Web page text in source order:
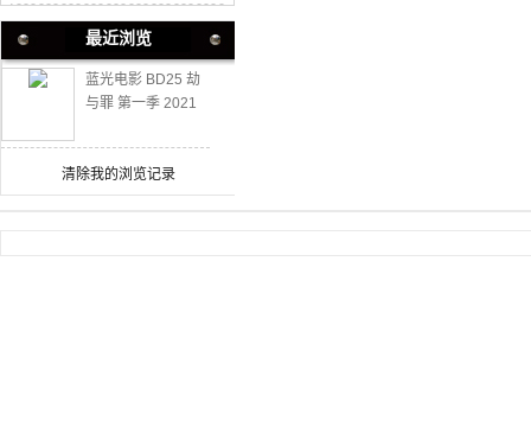
最近浏览
蓝光电影 BD25 劫
与罪 第一季 2021
录片
清除我的浏览记录